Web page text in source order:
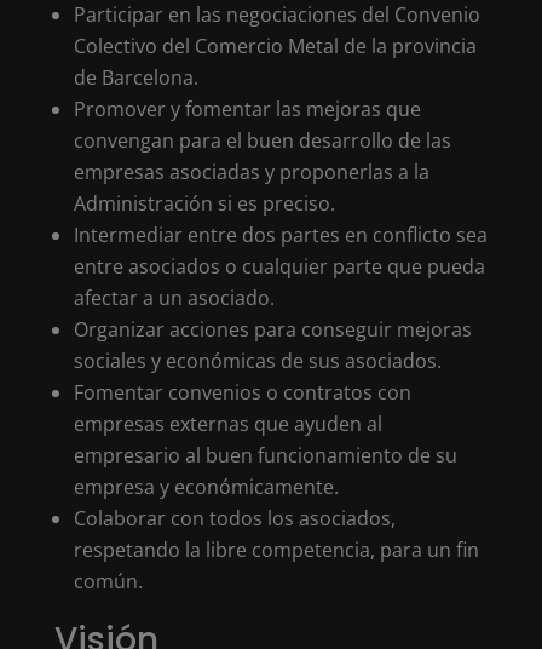
Participar en las negociaciones del Convenio
Colectivo del Comercio Metal de la provincia
de Barcelona.
Promover y fomentar las mejoras que
convengan para el buen desarrollo de las
empresas asociadas y proponerlas a la
Administración si es preciso.
Intermediar entre dos partes en conflicto sea
entre asociados o cualquier parte que pueda
afectar a un asociado.
Organizar acciones para conseguir mejoras
sociales y económicas de sus asociados.
Fomentar convenios o contratos con
empresas externas que ayuden al
empresario al buen funcionamiento de su
empresa y económicamente.
Colaborar con todos los asociados,
respetando la libre competencia, para un fin
común.